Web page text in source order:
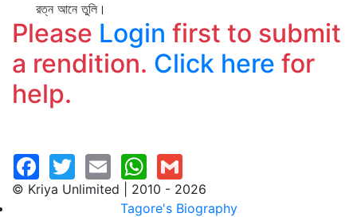
রত্ন আনে তুলি।
Please Login first to submit
a rendition. Click here for
help.
© Kriya Unlimited | 2010 - 2026
Tagore's Biography